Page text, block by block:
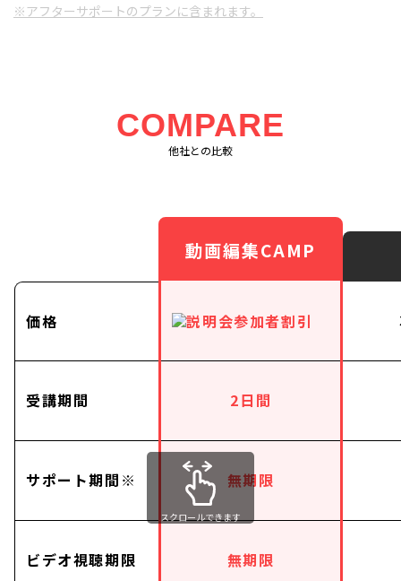
※アフターサポートのプランに含まれます。
COMPARE
他社との比較
価格
受講期間
サポート期間※
ビデオ視聴期限
動画編集CAMP
2日間
無期限
無期限
スクロールできます